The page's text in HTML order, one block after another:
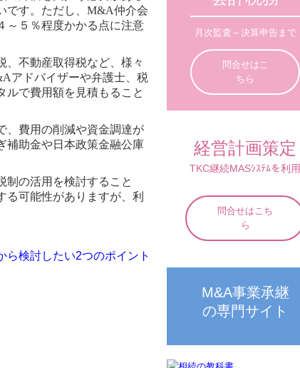
です。ただし、M&A仲介会
～５％程度かかる点に注意
、不動産取得税など、様々
アドバイザーや弁護士、税
ルで費用額を見積もること
、費用の削減や資金調達が
補助金や日本政策金融公庫
制の活用を検討すること
る可能性がありますが、利
ら検討したい2つのポイント
月次監査～決算申告まで
問合せはこ
ちら
経営計画策定
TKC継続MASｼｽﾃﾑを利用
問合せはこち
ら
M&A事業承継
の専門サイト